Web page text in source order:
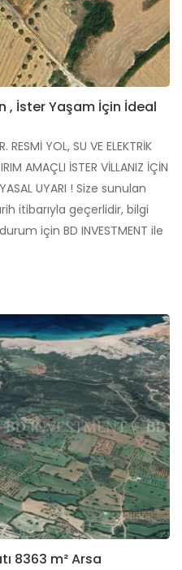
, İster Yaşam İçin İdeal
RESMİ YOL, SU VE ELEKTRİK
AMAÇLI İSTER VİLLANIZ İÇİN
UYARI ! Size sunulan
itibarıyla geçerlidir, bilgi
için BD INVESTMENT ile
8363 m² Arsa